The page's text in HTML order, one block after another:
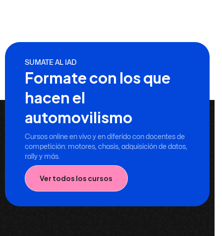
SUMATE AL IAD
Formate con los que
hacen el
automovilismo
Cursos online en vivo y en diferido con docentes de
competición: motores, chasis, adquisición de datos,
rally y más.
Ver todos los cursos